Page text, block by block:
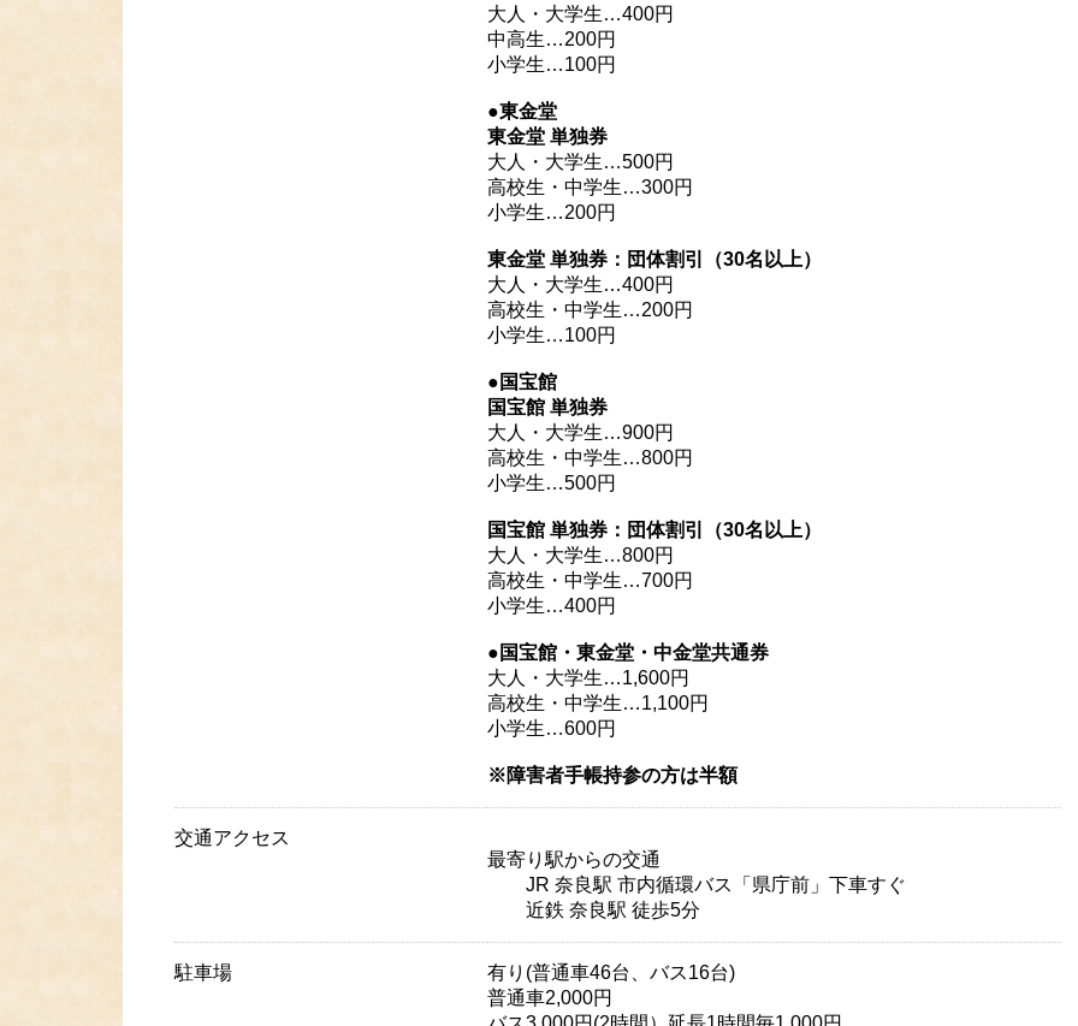
大人・大学生…400円
中高生…200円
小学生…100円
●東金堂
東金堂 単独券
大人・大学生…500円
高校生・中学生…300円
小学生…200円
東金堂 単独券：団体割引（30名以上）
大人・大学生…400円
高校生・中学生…200円
小学生…100円
●国宝館
国宝館 単独券
大人・大学生…900円
高校生・中学生…800円
小学生…500円
国宝館 単独券：団体割引（30名以上）
大人・大学生…800円
高校生・中学生…700円
小学生…400円
●国宝館・東金堂・中金堂共通券
大人・大学生…1,600円
高校生・中学生…1,100円
小学生…600円
※障害者手帳持参の方は半額
交通アクセス
最寄り駅からの交通
JR 奈良駅 市内循環バス「県庁前」下車すぐ
近鉄 奈良駅 徒歩5分
駐車場
有り(普通車46台、バス16台)
普通車2,000円